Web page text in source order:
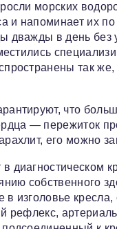
морских
и напоминает их
дважды в день
так
что
— пережиток
его можно
диагностическом
собственного
изголовье
рефлекс,